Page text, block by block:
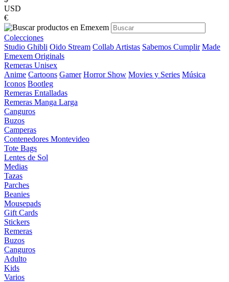
USD
€
Colecciones
Studio Ghibli Oido Stream Collab Artistas Sabemos Cumplir Made
Emexem Originals
Remeras Unisex
Anime Cartoons Gamer Horror Show Movies y Series Música
Iconos Bootleg
Remeras Entalladas
Remeras Manga Larga
Canguros
Buzos
Camperas
Contenedores Montevideo
Tote Bags
Lentes de Sol
Medias
Tazas
Parches
Beanies
Mousepads
Gift Cards
Stickers
Remeras
Buzos
Canguros
Adulto
Kids
Varios